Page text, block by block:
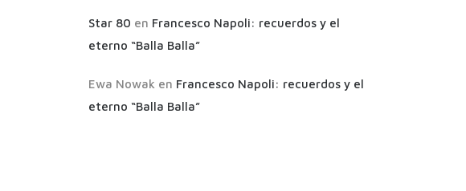
Star 80 en Francesco Napoli: recuerdos y el
eterno “Balla Balla”
Ewa Nowak en Francesco Napoli: recuerdos y el
eterno “Balla Balla”